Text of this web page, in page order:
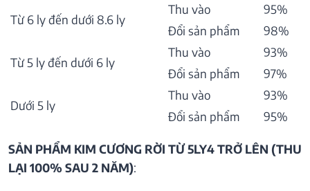
Từ 6 ly đến dưới 8.6 ly
Thu vào
95%
Đổi sản phẩm
98%
Từ 5 ly đến dưới 6 ly
Thu vào
93%
Đổi sản phẩm
97%
Dưới 5 ly
Thu vào
93%
Đổi sản phẩm
95%
SẢN PHẨM KIM CƯƠNG RỜI TỪ 5LY4 TRỞ LÊN (THU
LẠI 100% SAU 2 NĂM):